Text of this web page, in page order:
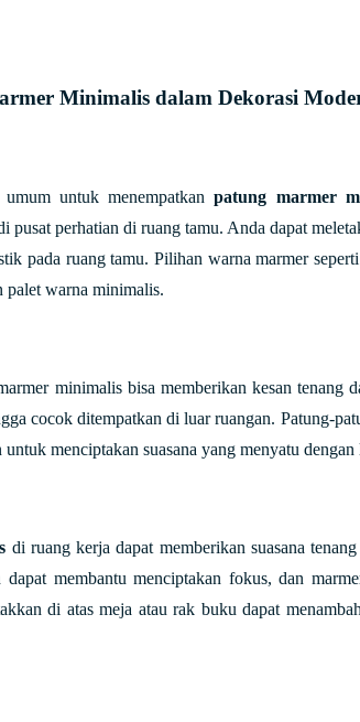
Minimalis dalam Dekorasi
untuk menempatkanpatung marmer
pusat perhatian di ruang tamu. Anda dapat
pada ruang tamu. Pilihan warna marmer
palet warna minimalis.
minimalis bisa memberikan kesan tenang
cocok ditempatkan di luar ruangan. Patung-
menciptakan suasana yang menyatu
di ruang kerja dapat memberikan suasana
membantu menciptakan fokus, dan
di atas meja atau rak buku dapat